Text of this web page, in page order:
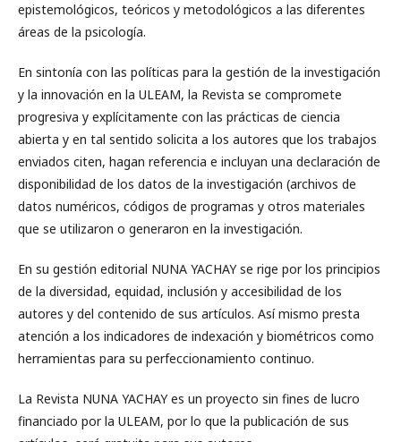
epistemológicos, teóricos y metodológicos a las diferentes
áreas de la psicología.
En sintonía con las políticas para la gestión de la investigación
y la innovación en la ULEAM, la Revista se compromete
progresiva y explícitamente con las prácticas de ciencia
abierta y en tal sentido solicita a los autores que los trabajos
enviados citen, hagan referencia e incluyan una declaración de
disponibilidad de los datos de la investigación (archivos de
datos numéricos, códigos de programas y otros materiales
que se utilizaron o generaron en la investigación.
En su gestión editorial NUNA YACHAY se rige por los principios
de la diversidad, equidad, inclusión y accesibilidad de los
autores y del contenido de sus artículos. Así mismo presta
atención a los indicadores de indexación y biométricos como
herramientas para su perfeccionamiento continuo.
La Revista NUNA YACHAY es un proyecto sin fines de lucro
financiado por la ULEAM, por lo que la publicación de sus